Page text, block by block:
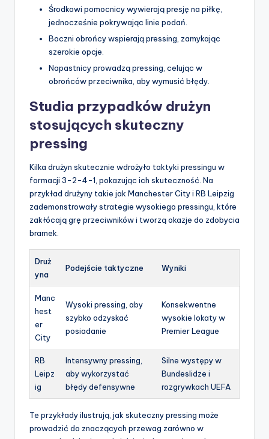
Środkowi pomocnicy wywierają presję na piłkę,
jednocześnie pokrywając linie podań.
Boczni obrońcy wspierają pressing, zamykając
szerokie opcje.
Napastnicy prowadzą pressing, celując w
obrońców przeciwnika, aby wymusić błędy.
Studia przypadków drużyn
stosujących skuteczny
pressing
Kilka drużyn skutecznie wdrożyło taktyki pressingu w
formacji 3-2-4-1, pokazując ich skuteczność. Na
przykład drużyny takie jak Manchester City i RB Leipzig
zademonstrowały strategie wysokiego pressingu, które
zakłócają grę przeciwników i tworzą okazje do zdobycia
bramek.
Druż
yna
Podejście taktyczne Wyniki
Manc
hest
er
City
Wysoki pressing, aby
szybko odzyskać
posiadanie
Konsekwentne
wysokie lokaty w
Premier League
RB
Leipz
ig
Intensywny pressing,
aby wykorzystać
błędy defensywne
Silne występy w
Bundeslidze i
rozgrywkach UEFA
Te przykłady ilustrują, jak skuteczny pressing może
prowadzić do znaczących przewag zarówno w